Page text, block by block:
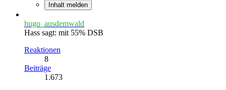
Inhalt melden
hugo_ausdemwald
Hass sagt: mit 55% DSB
Reaktionen
8
Beiträge
1.673